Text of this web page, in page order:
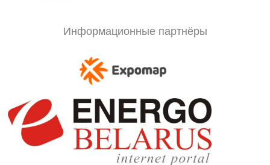
Информационные партнёры